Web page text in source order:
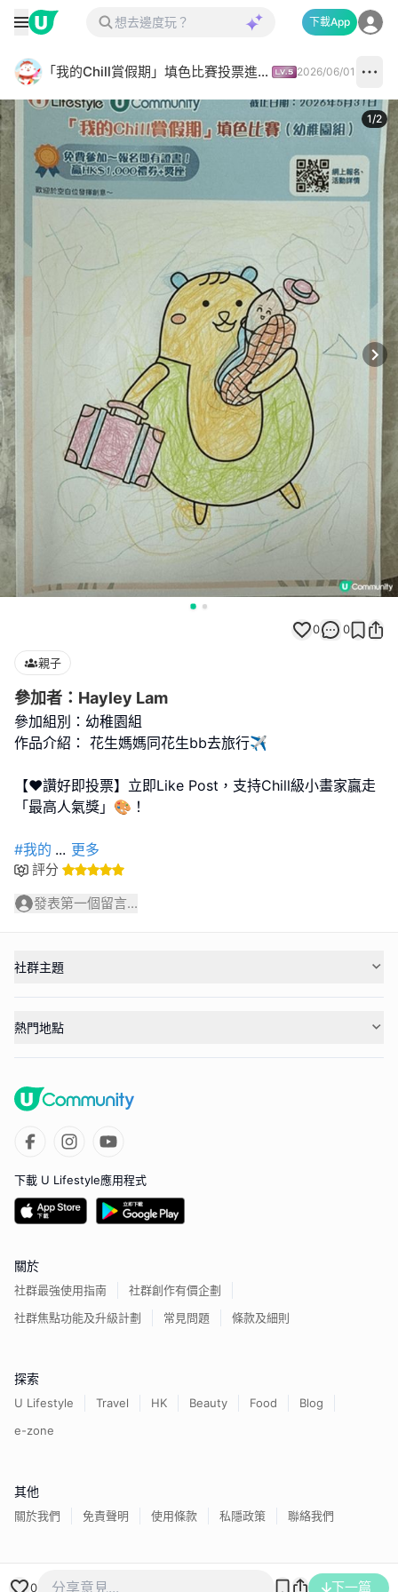
下載App
「我的Chill賞假期」填色比賽投票進行中✅ 2026/06/01
1/2
0 0
親子
參加者：Hayley Lam
參加組別：幼稚園組
作品介紹： 花生媽媽同花生bb去旅行✈️
【❤️讚好即投票】立即Like Post，支持Chill級小畫家贏走
「最高人氣獎」🎨！
#我的 ... 更多
評分
發表第一個留言...
0 下一篇
社群主題
熱門地點
下載 U Lifestyle應用程式
關於
社群最強使用指南
社群創作有價企劃
社群焦點功能及升級計劃
常見問題 條款及細則
探索
U Lifestyle Travel HK Beauty Food
Blog
e-zone
其他
關於我們 免責聲明 使用條款 私隱政策 聯絡我們
香港經濟日報版權所有©